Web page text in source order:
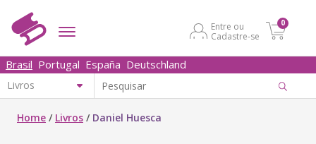
Entre ou
Cadastre-se
0
Brasil Portugal España Deutschland
Home / Livros / Daniel Huesca